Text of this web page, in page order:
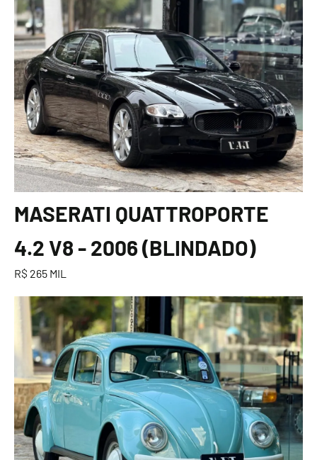
MASERATI QUATTROPORTE
4.2 V8 - 2006 (BLINDADO)
R$ 265 MIL